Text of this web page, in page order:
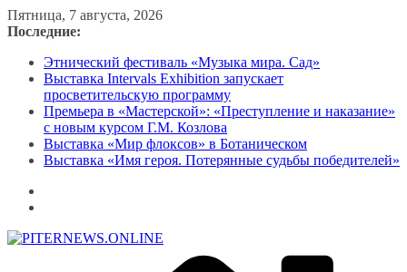
Перейти
к
Пятница, 7 августа, 2026
Последние:
Этнический фестиваль «Музыка мира. Сад»
Выставка Intervals Exhibition запускает
просветительскую программу
Премьера в «Мастерской»: «Преступление и наказание»
с новым курсом Г.М. Козлова
Выставка «Мир флоксов» в Ботаническом
Выставка «Имя героя. Потерянные судьбы победителей»